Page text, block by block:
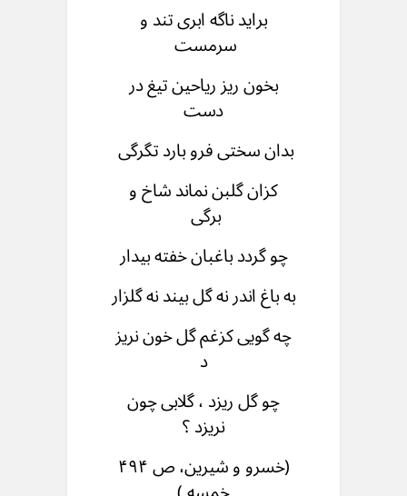
براید ناگه ابری تند و
سرمست
بخون ریز ریاحین تیغ در
دست
بدان سختی فرو بارد تگرگی
كزان گلبن نماند شاخ و
برگی
چو گردد باغبان خفته بیدار
به باغ اندر نه گل بیند نه گلزار
چه گویی کزغم گل خون نریز
د
چو گل ریزد ، گلابی چون
نریزد ؟
(خسرو و شیرین، ص ۴۹۴